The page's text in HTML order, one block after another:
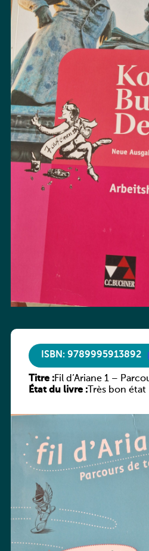
ISBN: 9789995913892
Titre :Fil d’Ariane 1 –
État du livre :Très bon état